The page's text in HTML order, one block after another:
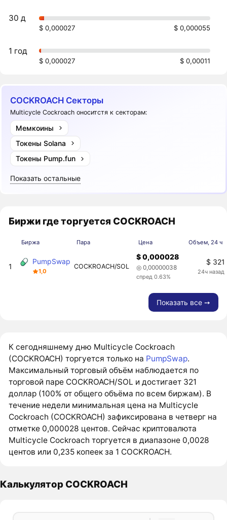
30 д
$ 0,000027 $ 0,000055
1 год
$ 0,000027 $ 0,00011
COCKROACH Секторы
Multicycle Cockroach оноситстя к секторам:
Мемкоины
Токены Solana
Токены Pump.fun
Показать остальные
Биржи где торгуется COCKROACH
Биржа Пара Цена Объем, 24 ч
1
PumpSwap
1,0
COCKROACH/SOL
$ 0,000028
◎ 0,00000038
спред 0.63%
$ 321
24ч назад
Показать все ➙
К сегодняшнему дню Multicycle Cockroach
(COCKROACH) торгуется только на PumpSwap.
Максимальный торговый объём наблюдается по
торговой паре COCKROACH/SOL и достигает 321
доллар (100% от общего объёма по всем биржам). В
течение недели минимальная цена на Multicycle
Cockroach (COCKROACH) зафиксирована в четверг на
отметке 0,000028 центов. Сейчас криптовалюта
Multicycle Cockroach торгуется в диапазоне 0,0028
центов или 0,235 копеек за 1 COCKROACH.
Калькулятор COCKROACH